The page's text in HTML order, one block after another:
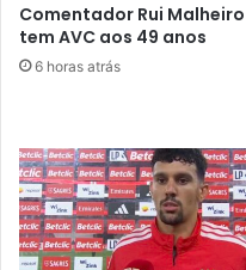
Comentador Rui Malheiro
tem AVC aos 49 anos
6 horas atrás